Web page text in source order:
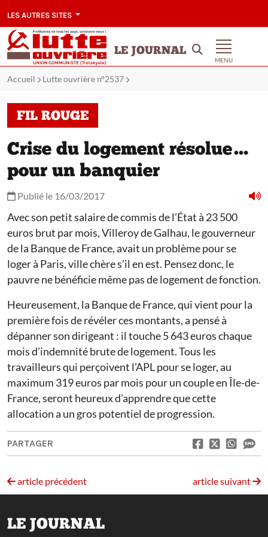
LES AUTRES SITES
LE JOURNAL
MENU
Accueil Lutte ouvrière n°2537
FIL ROUGE
Crise du logement résolue…
pour un banquier
Publié le 16/03/2017
Avec son petit salaire de commis de l’État à 23 500
euros brut par mois, Villeroy de Galhau, le gouverneur
de la Banque de France, avait un problème pour se
loger à Paris, ville chère s’il en est. Pensez donc, le
pauvre ne bénéficie même pas de logement de fonction.
Heureusement, la Banque de France, qui vient pour la
première fois de révéler ces montants, a pensé à
dépanner son dirigeant : il touche 5 643 euros chaque
mois d’indemnité brute de logement. Tous les
travailleurs qui perçoivent l’APL pour se loger, au
maximum 319 euros par mois pour un couple en Île-de-
France, seront heureux d’apprendre que cette
allocation a un gros potentiel de progression.
PARTAGER
article précédent article suivant
LE JOURNAL